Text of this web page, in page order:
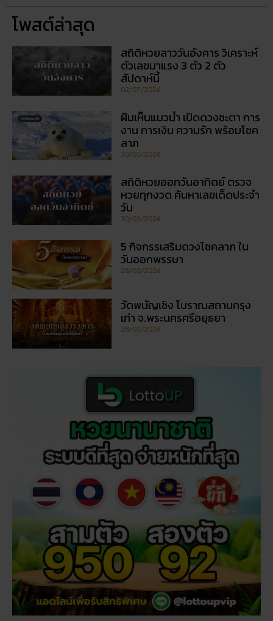
โพสต์ล่าสุด
สถิติหวยลาววันอังคาร วิเคราะห์
ตัวเลขมาแรง 3 ตัว 2 ตัว
สัปดาห์นี้
02/07/2026
ฝันเห็นแมวน้ำ เปิดดวงชะตา การ
งาน การเงิน ความรัก พร้อมโชค
ลาภ
30/03/2026
สถิติหวยออกวันอาทิตย์ ตรวจ
หวยทุกงวด ค้นหาเลขเด็ดประจำ
วัน
30/03/2026
5 กิจกรรเสริมดวงโชคลาภ ใน
วันออกพรรษา
28/02/2026
วัดพนัญเชิง โบราณสถานกรุง
เก่า จ.พระนครศรีอยุธยา
28/02/2026